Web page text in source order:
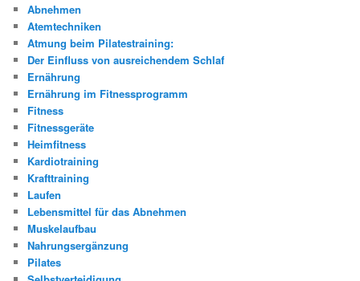
Abnehmen
Atemtechniken
Atmung beim Pilatestraining:
Der Einfluss von ausreichendem Schlaf
Ernährung
Ernährung im Fitnessprogramm
Fitness
Fitnessgeräte
Heimfitness
Kardiotraining
Krafttraining
Laufen
Lebensmittel für das Abnehmen
Muskelaufbau
Nahrungsergänzung
Pilates